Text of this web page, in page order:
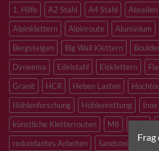
1. Hilfe A2 Stahl A4 Stahl Abseilen
Alpinklettern
Alpinroute Aluminium
Bergsteigen
Big Wall Klettern
Dyneema
Edelstahl Eisklettern
Granit
HCR Heben Lasten
Höhlenforschung
Höhlenrettung Inox
künstliche Kletterrouten
M8
redundantes Arbeiten
Sandstein